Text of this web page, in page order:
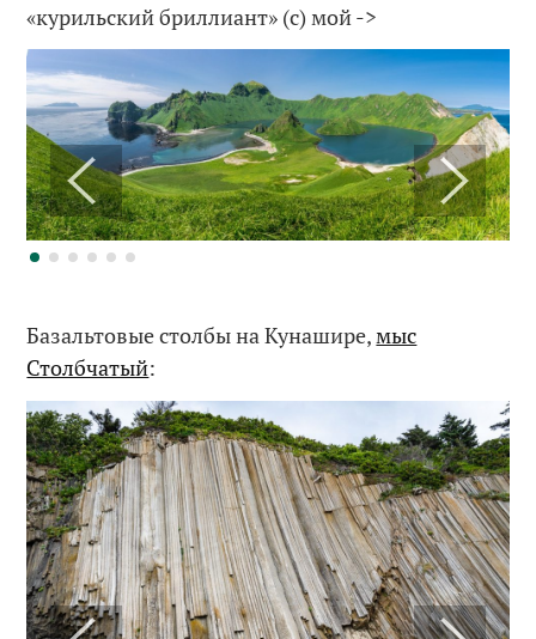
«курильский бриллиант» (с) мой ->
Базальтовые столбы на Кунашире,мыс
Столбчатый: